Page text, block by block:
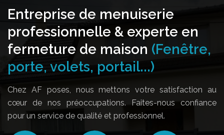
Entreprise de menuiserie
professionnelle & experte en
fermeture de maison (Fenêtre,
porte, volets, portail...)
Chez AF poses, nous mettons votre satisfaction au
cœur de nos préoccupations. Faites-nous confiance
pour un service de qualité et professionnel.